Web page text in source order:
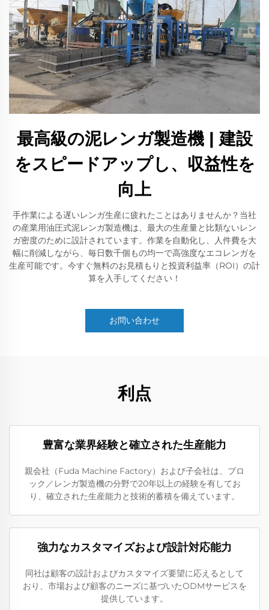
最高級の泥レンガ製造機 | 建設
をスピードアップし、収益性を
向上
手作業による遅いレンガ生産に疲れたことはありませんか？当社
の産業用油圧式泥レンガ製造機は、最大の生産量と比類ないレン
ガ密度のために設計されています。作業を自動化し、人件費を大
幅に削減しながら、毎日数千個もの均一で高強度なエコレンガを
生産可能です。今すぐ無料のお見積もりと投資利益率（ROI）の計
算を入手してください！
お問い合わせ
利点
豊富な業界経験と確立された生産能力
親会社（Fuda Machine Factory）および子会社は、ブロ
ック／レンガ製造機の分野で20年以上の経験を有してお
り、確立された生産能力と技術的蓄積を備えています。
強力なカスタマイズおよび設計対応能力
同社は顧客の設計およびカスタマイズ要望に応えるとして
おり、市場および顧客のニーズに基づいたODMサービスを
提供しています。